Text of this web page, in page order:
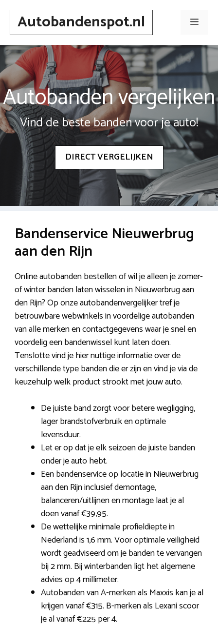
Spring
inhoudAutobandenspot.nl Menu
Autobanden vergelijken
Vind de beste banden voor je auto!
DIRECT VERGELIJKEN
Bandenservice Nieuwerbrug
aan den Rijn
Online autobanden bestellen of wil je alleen je zomer-
of winter banden laten wisselen in Nieuwerbrug aan
den Rijn? Op onze autobandenvergelijker tref je
betrouwbare webwinkels in voordelige autobanden
van alle merken en contactgegevens waar je snel en
voordelig een bandenwissel kunt laten doen.
Tenslotte vind je hier nuttige informatie over de
verschillende type banden die er zijn en vind je via de
keuzehulp welk product strookt met jouw auto.
De juiste band zorgt voor betere wegligging,
lager brandstofverbruik en optimale
levensduur.
Let er op dat je elk seizoen de juiste banden
onder je auto hebt.
Een bandenservice op locatie in Nieuwerbrug
aan den Rijn inclusief demontage,
balanceren/uitlijnen en montage laat je al
doen vanaf €39,95.
De wettelijke minimale profieldiepte in
Nederland is 1,6 mm. Voor optimale veiligheid
wordt geadviseerd om je banden te vervangen
bij 2 mm. Bij winterbanden ligt het algemene
advies op 4 millimeter.
Autobanden van A-merken als Maxxis kan je al
krijgen vanaf €315. B-merken als Lexani scoor
je al vanaf €225 per 4.